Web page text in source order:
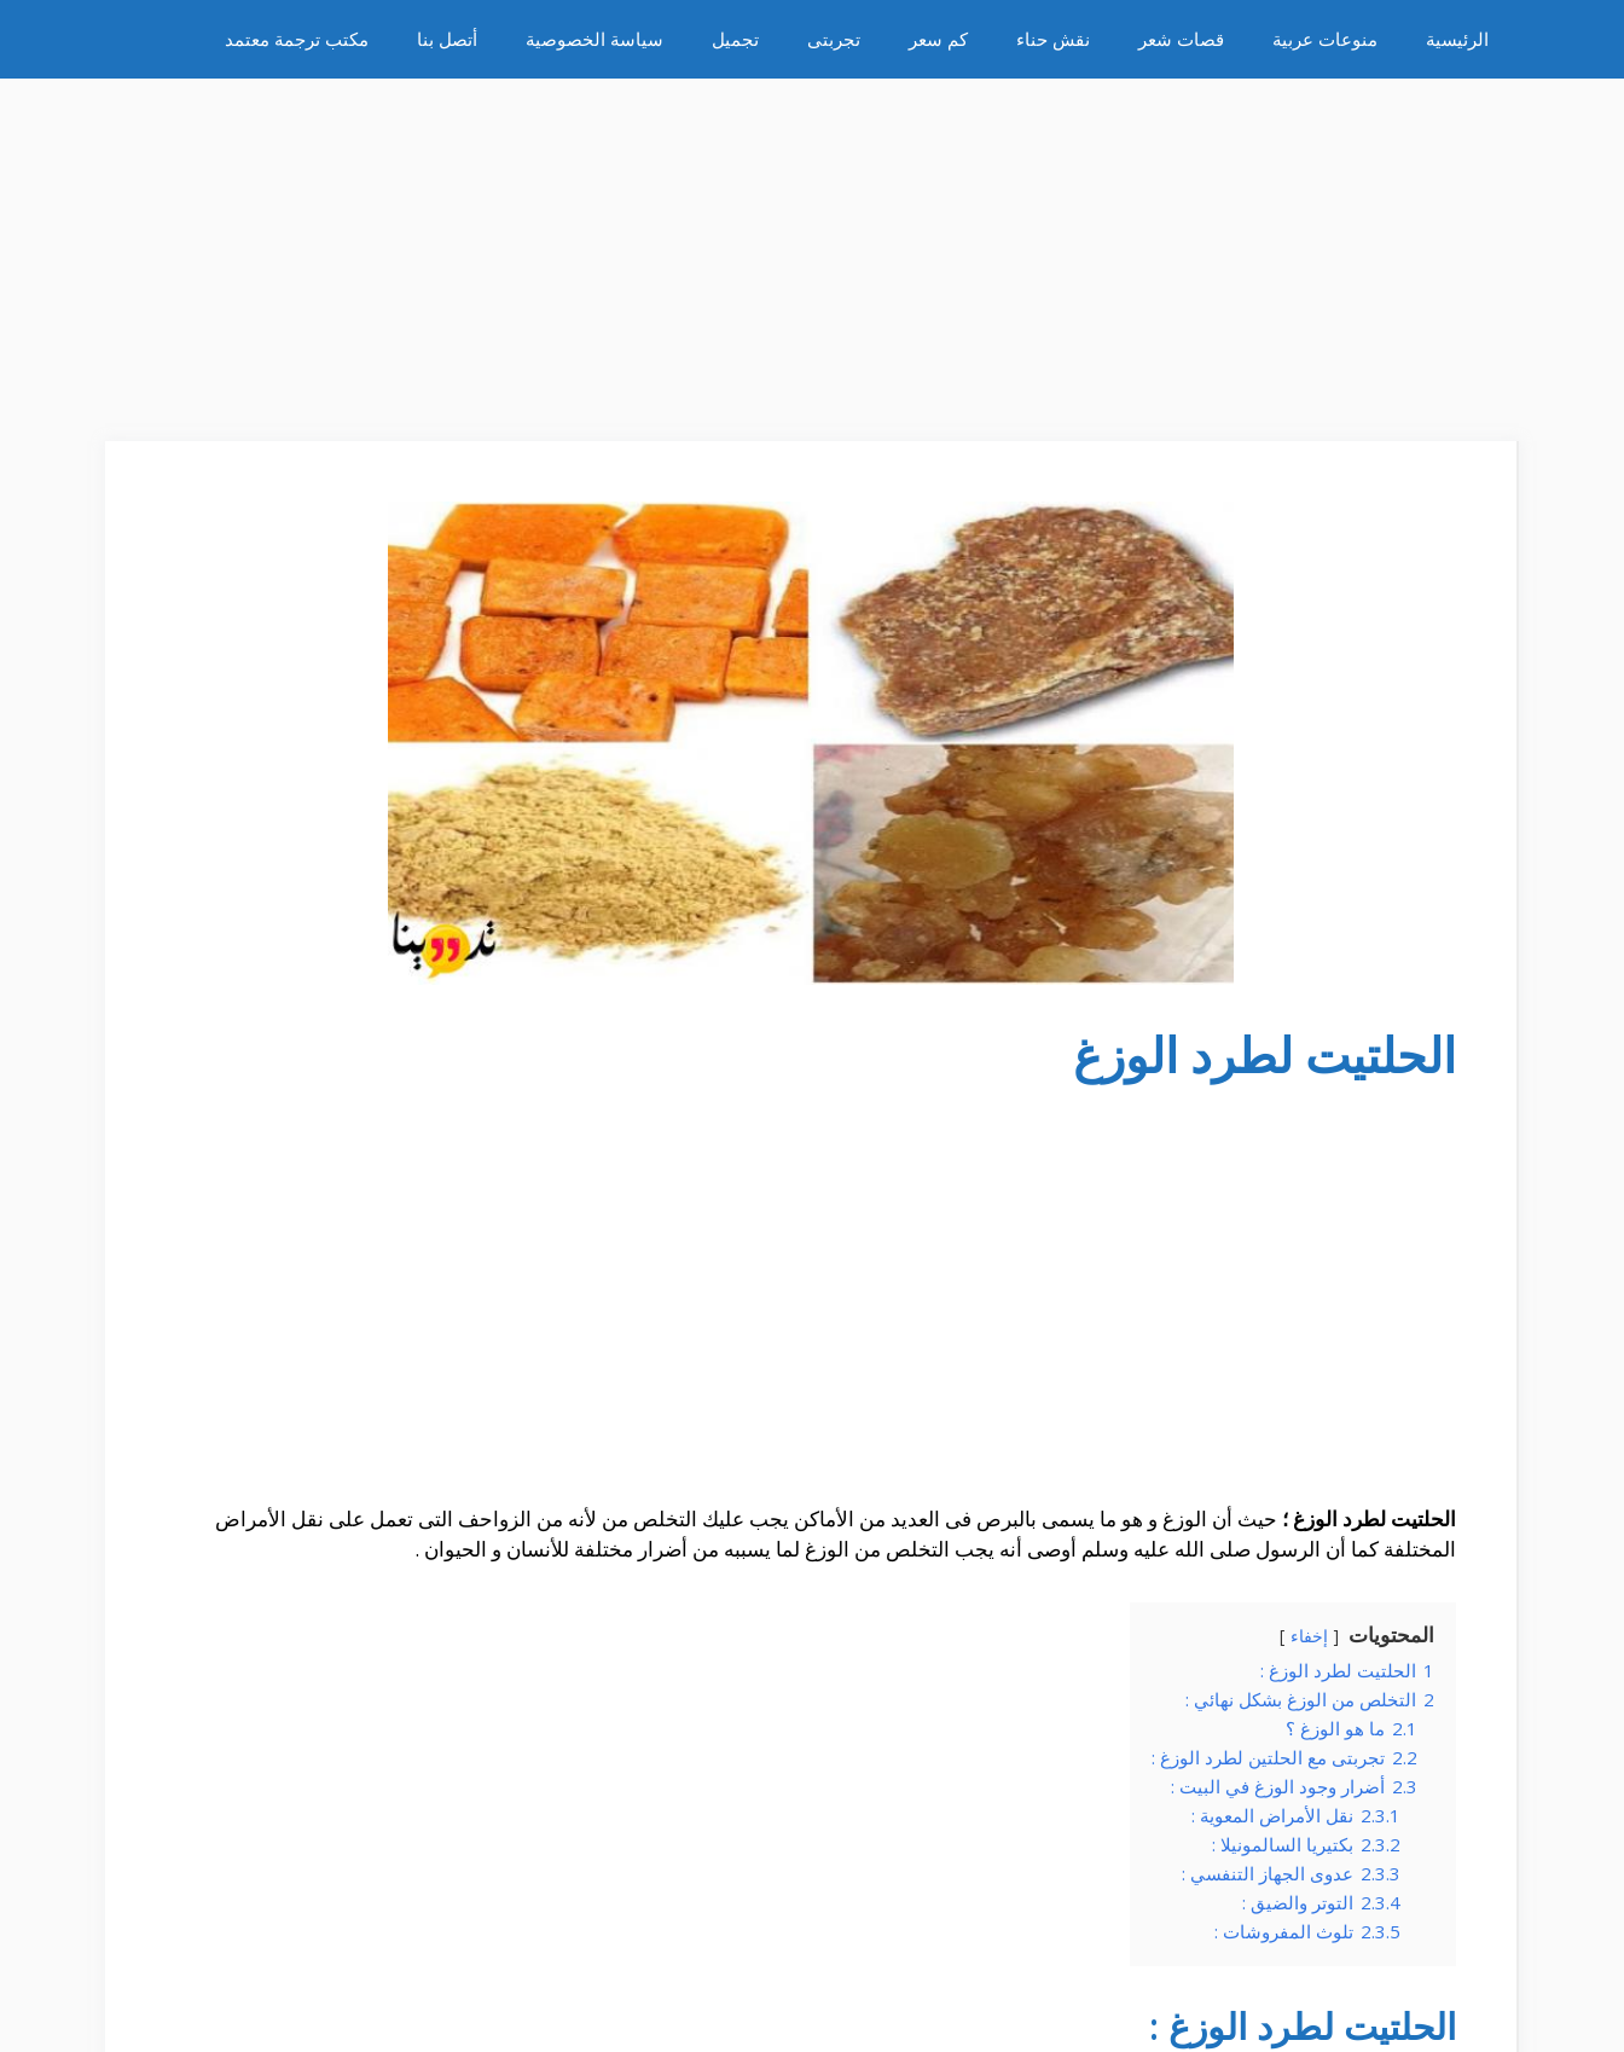
المحتوى
الرئيسية منوعات عربية قصات شعر نقش حناء كم سعر تجربتى تجميل سياسة الخصوصية أتصل بنا مكتب ترجمة معتمد
الحلتيت لطرد الوزغ
الحلتيت لطرد الوزغ ؛ حيث أن الوزغ و هو ما يسمى بالبرص فى العديد من الأماكن يجب عليك التخلص من لأنه من الزواحف التى تعمل على نقل الأمراض
المختلفة كما أن الرسول صلى الله عليه وسلم أوصى أنه يجب التخلص من الوزغ لما يسببه من أضرار مختلفة للأنسان و الحيوان .
المحتويات إخفاء
1 الحلتيت لطرد الوزغ :
2 التخلص من الوزغ بشكل نهائي :
2.1 ما هو الوزغ ؟
2.2 تجربتى مع الحلتين لطرد الوزغ :
2.3 أضرار وجود الوزغ في البيت :
2.3.1 نقل الأمراض المعوية :
2.3.2 بكتيريا السالمونيلا :
2.3.3 عدوى الجهاز التنفسي :
2.3.4 التوتر والضيق :
2.3.5 تلوث المفروشات :
الحلتيت لطرد الوزغ :